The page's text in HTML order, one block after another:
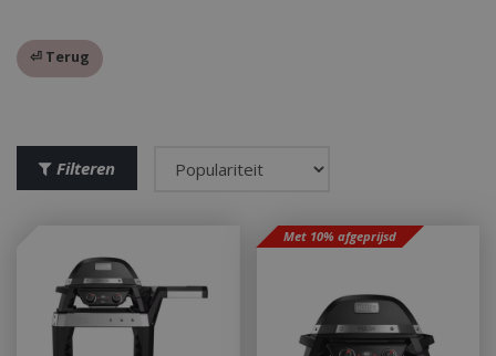
⏎ Terug
Filteren
Met 10% afgeprijsd